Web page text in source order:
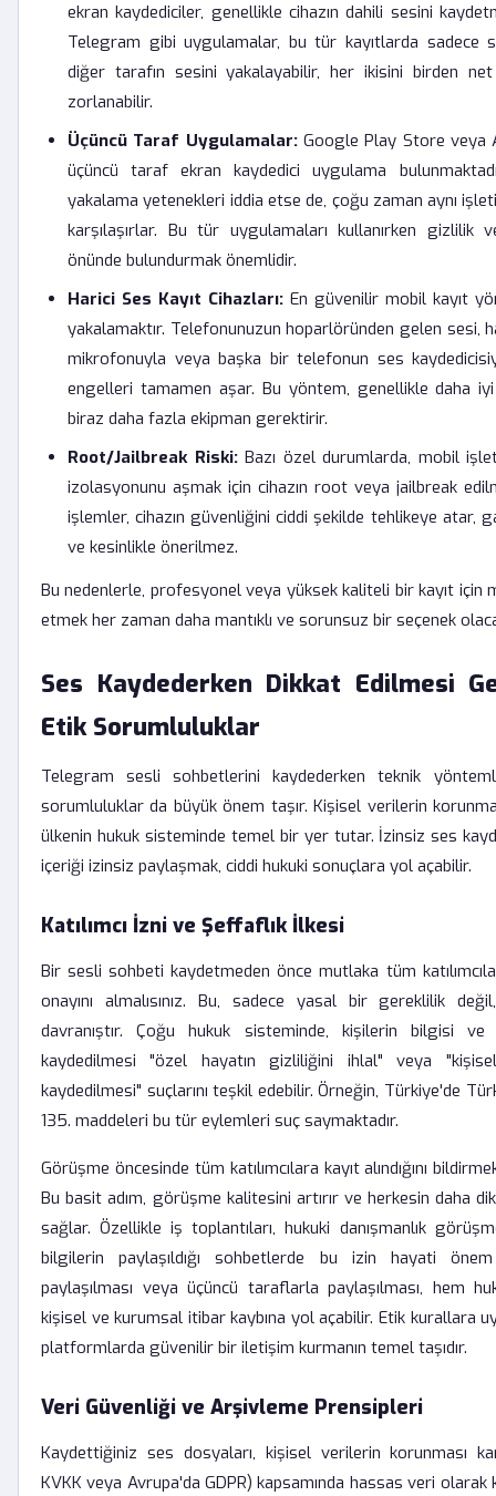
ekran kaydediciler, genellikle cihazın dahili sesini
Telegram gibi uygulamalar, bu tür kayıtlarda sadece
diğer tarafın sesini yakalayabilir, her ikisini birden
zorlanabilir.
Üçüncü Taraf Uygulamalar:Google Play Store veya
üçüncü taraf ekran kaydedici uygulama
yakalama yetenekleri iddia etse de, çoğu zaman aynı
karşılaşırlar. Bu tür uygulamaları kullanırken
önünde bulundurmak önemlidir.
Harici Ses Kayıt Cihazları: En güvenilir mobil kayıt
yakalamaktır. Telefonunuzun hoparlöründen gelen sesi,
mikrofonuyla veya başka bir telefonun ses
engelleri tamamen aşar. Bu yöntem, genellikle daha
biraz daha fazla ekipman gerektirir.
Root/Jailbreak Riski:Bazı özel durumlarda, mobil
izolasyonunu aşmak için cihazın root veya jailbreak
işlemler, cihazın güvenliğini ciddi şekilde tehlikeye atar,
ve kesinlikle önerilmez.
Bu nedenlerle, profesyonel veya yüksek kaliteli bir kayıt için
etmek her zaman daha mantıklı ve sorunsuz bir seçenek
Ses Kaydederken Dikkat Edilmesi
Etik Sorumluluklar
Telegram sesli sohbetlerini kaydederken teknik
sorumluluklar da büyük önem taşır. Kişisel verilerin
ülkenin hukuk sisteminde temel bir yer tutar. İzinsiz ses
içeriği izinsiz paylaşmak, ciddi hukuki sonuçlara yol açabilir.
Katılımcı İzni ve Şeffaflık İlkesi
Bir sesli sohbeti kaydetmeden önce mutlaka tüm
onayını almalısınız. Bu, sadece yasal bir gereklilik
davranıştır. Çoğu hukuk sisteminde, kişilerin bilgisi ve
kaydedilmesi "özel hayatın gizliliğini ihlal" veya
kaydedilmesi" suçlarını teşkil edebilir. Örneğin, Türkiye'de
135. maddeleri bu tür eylemleri suç saymaktadır.
Görüşme öncesinde tüm katılımcılara kayıt alındığını
Bu basit adım, görüşme kalitesini artırır ve herkesin daha
sağlar. Özellikle iş toplantıları, hukuki danışmanlık
bilgilerin paylaşıldığı sohbetlerde bu izin hayati
paylaşılması veya üçüncü taraflarla paylaşılması, hem
kişisel ve kurumsal itibar kaybına yol açabilir. Etik kurallara
platformlarda güvenilir bir iletişim kurmanın temel taşıdır.
Veri Güvenliği ve Arşivleme Prensipleri
Kaydettiğiniz ses dosyaları, kişisel verilerin korunması
KVKK veya Avrupa'da GDPR) kapsamında hassas veri olarak